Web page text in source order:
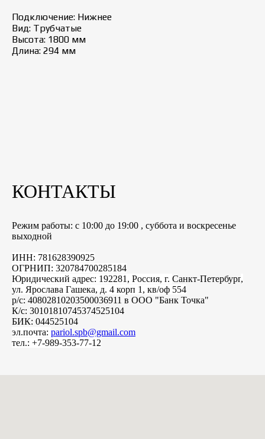
Подключение: Нижнее
Вид: Трубчатые
Высота: 1800 мм
Длина: 294 мм
КОНТАКТЫ
Режим работы: с 10:00 до 19:00 , суббота и воскресенье
выходной
ИНН: 781628390925
ОГРНИП: 320784700285184
Юридический адрес: 192281, Россия, г. Санкт-Петербург,
ул. Ярослава Гашека, д. 4 корп 1, кв/оф 554
р/с: 40802810203500036911 в ООО "Банк Точка"
К/с: 30101810745374525104
БИК: 044525104
эл.почта: pariol.spb@gmail.com
тел.: +7-989-353-77-12